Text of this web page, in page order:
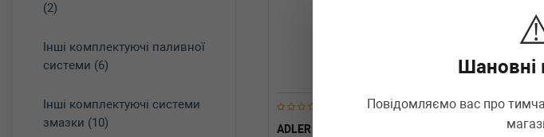
Шановні
Повідомляємо вас про
(2)
Інші комплектуючі паливної
системи (6)
Інші комплектуючі системи
змазки (10)
ADLER